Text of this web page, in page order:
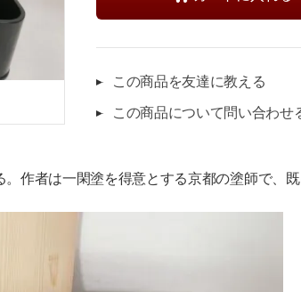
この商品を友達に教える
この商品について問い合わせ
作者は一閑塗を得意とする京都の塗師で、